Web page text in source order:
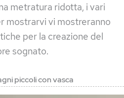
metratura ridotta, i vari
mostrarvi vi mostreranno
per la creazione del
sognato.
piccoli con vasca